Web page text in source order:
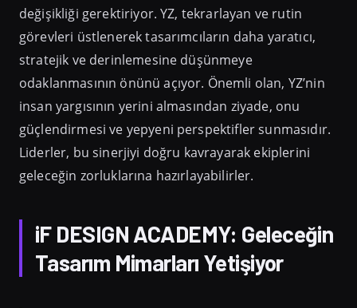
değişikliği gerektiriyor. YZ, tekrarlayan ve rutin
görevleri üstlenerek tasarımcıların daha yaratıcı,
stratejik ve derinlemesine düşünmeye
odaklanmasının önünü açıyor. Önemli olan, YZ’nin
insan yargısının yerini almasından ziyade, onu
güçlendirmesi ve yepyeni perspektifler sunmasıdır.
Liderler, bu sinerjiyi doğru kavrayarak ekiplerini
geleceğin zorluklarına hazırlayabilirler.
iF DESIGN ACADEMY: Geleceğin
Tasarım Mimarları Yetişiyor